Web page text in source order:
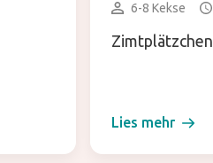
6-8 Kekse
Zimtplätzchen
Lies mehr